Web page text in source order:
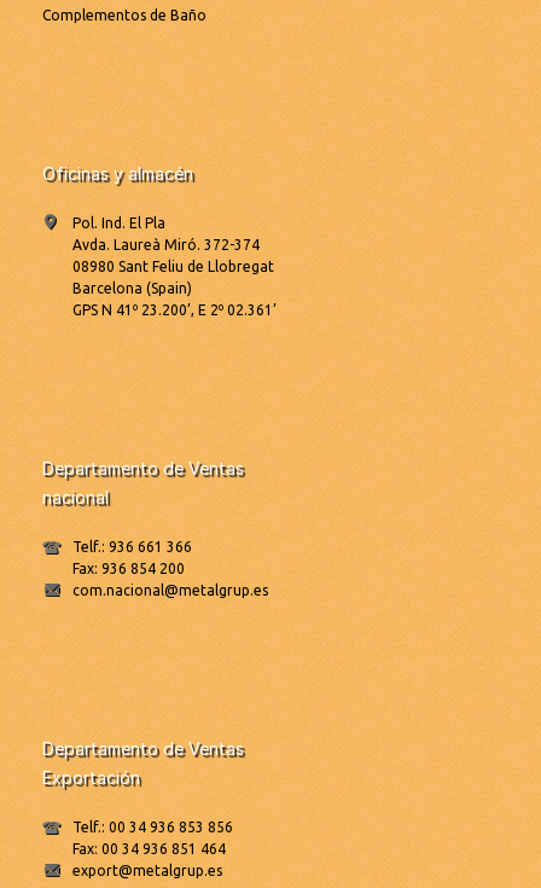
Complementos de Baño
Oficinas y almacén
Pol. Ind. El Pla
Avda. Laureà Miró. 372-374
08980 Sant Feliu de Llobregat
Barcelona (Spain)
GPS N 41º 23.200’, E 2º 02.361’
Departamento de Ventas
nacional
Telf.: 936 661 366
Fax: 936 854 200
com.nacional@metalgrup.es
Departamento de Ventas
Exportación
Telf.: 00 34 936 853 856
Fax: 00 34 936 851 464
export@metalgrup.es